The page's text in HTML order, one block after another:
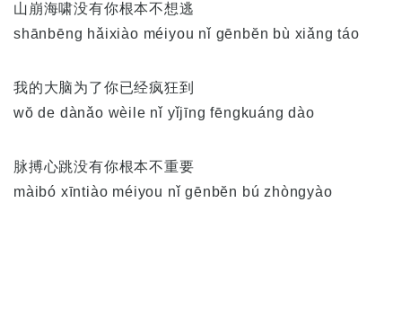
山崩海啸没有你根本不想逃
shānbēng hǎixiào méiyou nǐ gēnbĕn bù xiǎng táo
我的大脑为了你已经疯狂到
wŏ de dànǎo wèile nǐ yǐjīng fēngkuáng dào
脉搏心跳没有你根本不重要
màibó xīntiào méiyou nǐ gēnbĕn bú zhòngyào